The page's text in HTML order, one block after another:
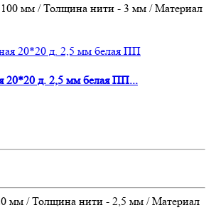
мм / Толщина нити - 3 мм / Материал
20*20 д. 2,5 мм белая ПП...
мм / Толщина нити - 2,5 мм / Материал